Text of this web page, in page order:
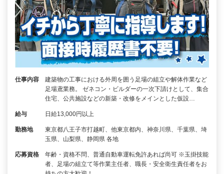
仕事内容
建築物の工事における外周を囲う足場の組立や解体作業など
足場鳶業務。 ゼネコン・ビルダーの一次下請けとして、集合
住宅、公共施設などの新築・改修をメインとした仮設…
給与 日給13,000円以上
勤務地
東京都八王子市打越町、他東京都内、神奈川県、千葉県、埼
玉県、山梨県、静岡県 各地
応募資格
年齢・資格不問、普通自動車運転免許あれば尚可 ※玉掛技能
者、足場の組立て等作業主任者、職長・安全衛生責任者をお